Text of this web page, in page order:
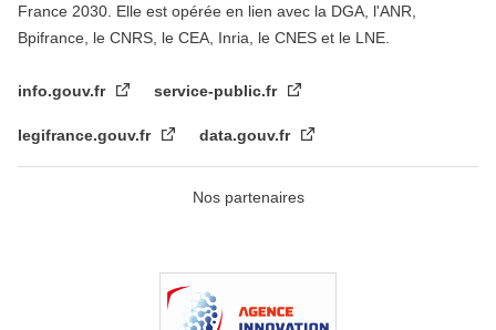
France 2030. Elle est opérée en lien avec la DGA, l'ANR,
Bpifrance, le CNRS, le CEA, Inria, le CNES et le LNE.
info.gouv.fr service-public.fr
legifrance.gouv.fr data.gouv.fr
Nos partenaires